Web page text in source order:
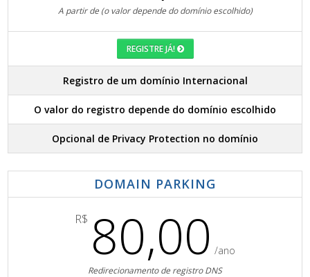
A partir de (o valor depende do domínio escolhido)
REGISTRE JÁ!
Registro de um domínio Internacional
O valor do registro depende do domínio escolhido
Opcional de Privacy Protection no domínio
DOMAIN PARKING
R$ 80,00 /ano
Redirecionamento de registro DNS